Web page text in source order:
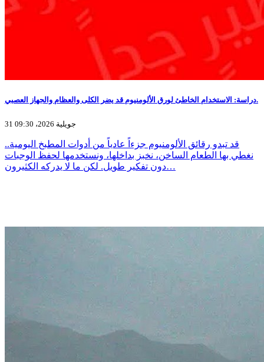
دراسة: الاستخدام الخاطئ لورق الألومنيوم قد يضر الكلى والعظام والجهاز العصبي.
31 جويلية 2026، 09:30
قد تبدو رقائق الألومنيوم جزءاً عادياً من أدوات المطبخ اليومية..
نغطي بها الطعام الساخن، نخبز بداخلها، ونستخدمها لحفظ الوجبات
دون تفكير طويل. لكن ما لا يدركه الكثيرون…